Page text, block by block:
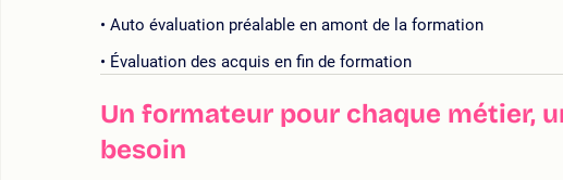
Auto évaluation préalable en amont de la formation
Évaluation des acquis en fin de formation
Un formateur pour chaque métier,
besoin